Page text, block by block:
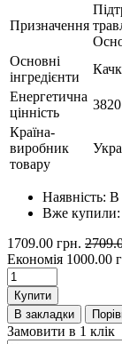
Призначення
Основні
інгредієнти
Енергетична
цінність
Країна-
виробник
товару
Наявність: В
Вже купили:
1709.00 грн.
Економія 1000.00
Купити
В закладки
Замовити в 1 клік